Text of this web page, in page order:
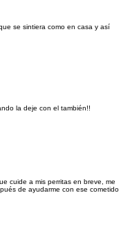
se sintiera como en casa y así
la deje con el también!!
cuide a mis perritas en breve, me
de ayudarme con ese cometido